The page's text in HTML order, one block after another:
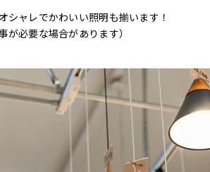
シャレでかわいい照明も揃います！
必要な場合があります）